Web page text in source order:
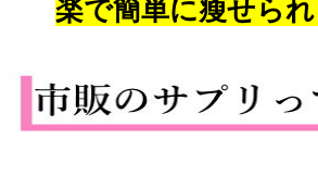
楽で簡単に瘦せられ